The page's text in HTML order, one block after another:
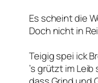
Es scheint die
Doch nicht in
Teigig spei ick
’s grützt im Leib